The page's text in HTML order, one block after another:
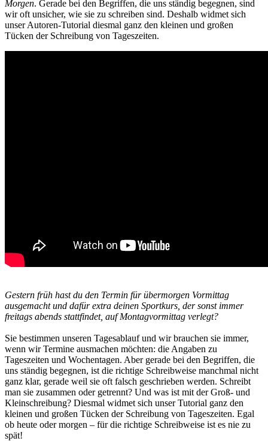
Morgen. Gerade bei den Begriffen, die uns ständig begegnen, sind
wir oft unsicher, wie sie zu schreiben sind. Deshalb widmet sich
unser Autoren-Tutorial diesmal ganz den kleinen und großen
Tücken der Schreibung von Tageszeiten.
Gestern früh hast du den Termin für übermorgen Vormittag
ausgemacht und dafür extra deinen Sportkurs, der sonst immer
freitags abends stattfindet, auf Montagvormittag verlegt?
Sie bestimmen unseren Tagesablauf und wir brauchen sie immer,
wenn wir Termine ausmachen möchten: die Angaben zu
Tageszeiten und Wochentagen. Aber gerade bei den Begriffen, die
uns ständig begegnen, ist die richtige Schreibweise manchmal nicht
ganz klar, gerade weil sie oft falsch geschrieben werden. Schreibt
man sie zusammen oder getrennt? Und was ist mit der Groß- und
Kleinschreibung? Diesmal widmet sich unser Tutorial ganz den
kleinen und großen Tücken der Schreibung von Tageszeiten. Egal
ob heute oder morgen – für die richtige Schreibweise ist es nie zu
spät!